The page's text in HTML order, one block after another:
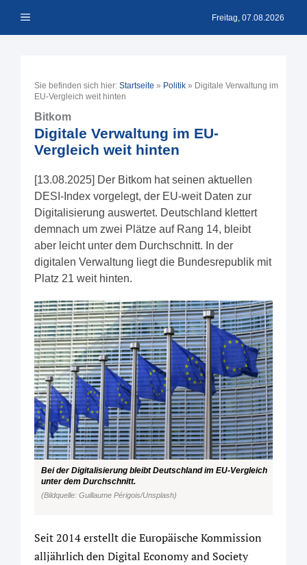
Inhalt Menü Freitag, 07.08.2026
Sie befinden sich hier: Startseite » Politik » Digitale Verwaltung im
EU-Vergleich weit hinten
Bitkom
Digitale Verwaltung im EU-
Vergleich weit hinten
[13.08.2025] Der Bitkom hat seinen aktuellen
DESI-Index vorgelegt, der EU-weit Daten zur
Digitalisierung auswertet. Deutschland klettert
demnach um zwei Plätze auf Rang 14, bleibt
aber leicht unter dem Durchschnitt. In der
digitalen Verwaltung liegt die Bundesrepublik mit
Platz 21 weit hinten.
Bei der Digitalisierung bleibt Deutschland im EU-Vergleich
unter dem Durchschnitt.
(Bildquelle: Guillaume Périgois/Unsplash)
Seit 2014 erstellt die Europäische Kommission
alljährlich den Digital Economy and Society